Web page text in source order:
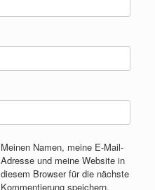
Meinen Namen, meine E-Mail-
Adresse und meine Website in
diesem Browser für die nächste
Kommentierung speichern.